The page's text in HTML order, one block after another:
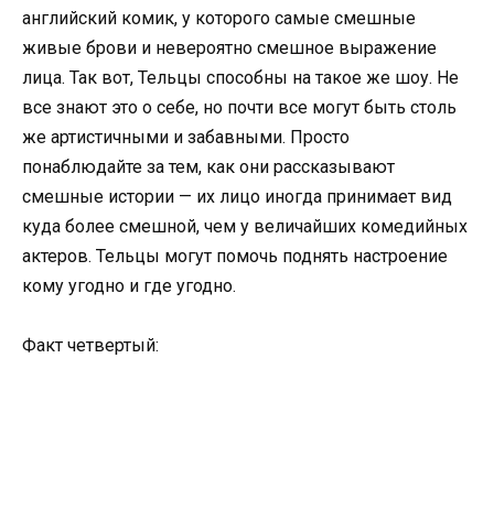
английский комик, у которого самые смешные
живые брови и невероятно смешное выражение
лица. Так вот, Тельцы способны на такое же шоу. Не
все знают это о себе, но почти все могут быть столь
же артистичными и забавными. Просто
понаблюдайте за тем, как они рассказывают
смешные истории — их лицо иногда принимает вид
куда более смешной, чем у величайших комедийных
актеров. Тельцы могут помочь поднять настроение
кому угодно и где угодно.
Факт четвертый: